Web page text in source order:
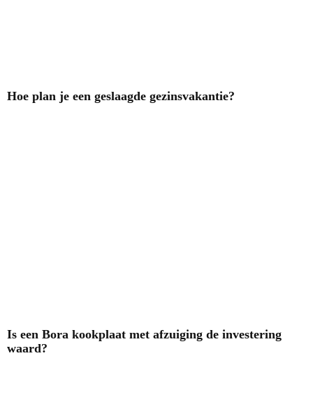
Hoe plan je een geslaagde gezinsvakantie?
Is een Bora kookplaat met afzuiging de investering
waard?